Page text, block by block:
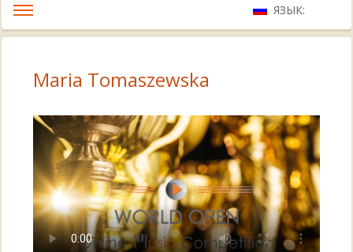
ЯЗЫК:
Maria Tomaszewska